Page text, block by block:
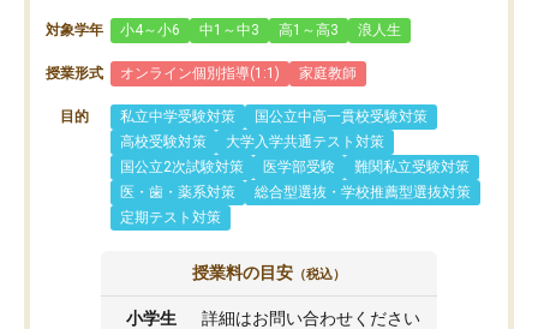
対象学年 小4～小6 中1～中3 高1～高3 浪人生
授業形式 オンライン個別指導(1:1) 家庭教師
目的 私立中学受験対策
国公立中高一貫校受験対策
高校受験対策
大学入学共通テスト対策
国公立2次試験対策
医学部受験
難関私立受験対策
医・歯・薬系対策
総合型選抜・学校推薦型選抜対策
定期テスト対策
授業料の目安 （税込）
小学生 詳細はお問い合わせください